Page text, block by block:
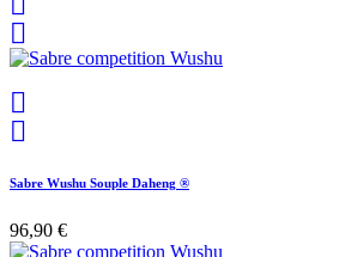



Sabre Wushu Souple Daheng ®
96,90 €